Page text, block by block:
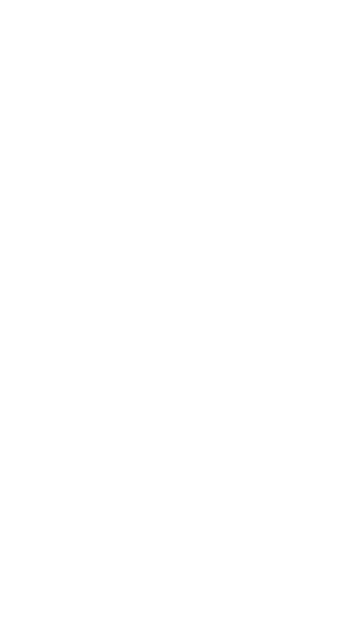
35 2.0
PLUS S-TRONIC
AD UN PREZZO SPECIALE